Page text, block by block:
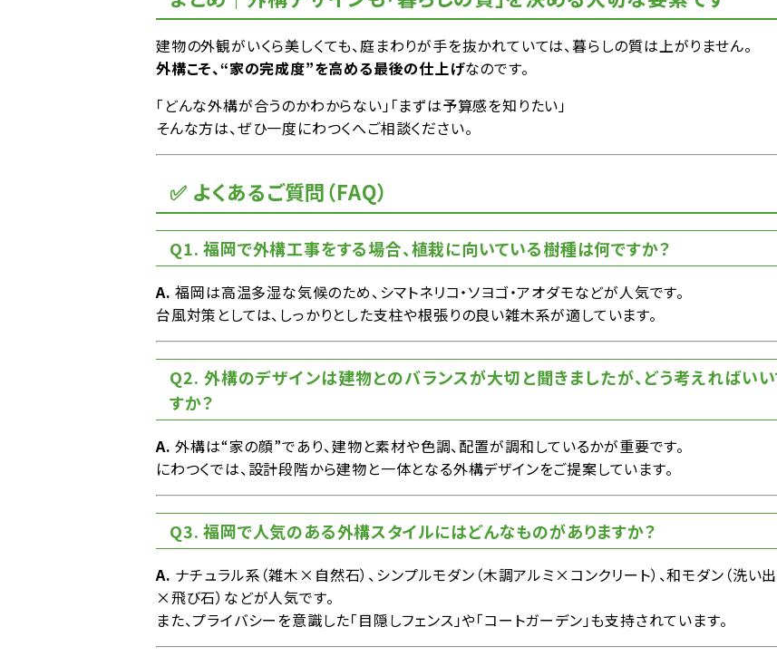
建物の外観がいくら美しくても、庭まわりが手を抜かれていては、暮らしの質は上がりません。
外構こそ、“家の完成度”を高める最後の仕上げなのです。
「どんな外構が合うのかわからない」「まずは予算感を知りたい」
そんな方は、ぜひ一度にわつくへご相談ください。
✅ よくあるご質問（FAQ）
Q1. 福岡で外構工事をする場合、植栽に向いている樹種は何ですか？
A. 福岡は高温多湿な気候のため、シマトネリコ・ソヨゴ・アオダモなどが人気です。
台風対策としては、しっかりとした支柱や根張りの良い雑木系が適しています。
Q2. 外構のデザインは建物とのバランスが大切と聞きましたが、どう考えればい
すか？
A. 外構は“家の顔”であり、建物と素材や色調、配置が調和しているかが重要です。
にわつくでは、設計段階から建物と一体となる外構デザインをご提案しています。
Q3. 福岡で人気のある外構スタイルにはどんなものがありますか？
A. ナチュラル系（雑木×自然石）、シンプルモダン（木調アルミ×コンクリート）、和モダン（洗い
×飛び石）などが人気です。
また、プライバシーを意識した「目隠しフェンス」や「コートガーデン」も支持されています。